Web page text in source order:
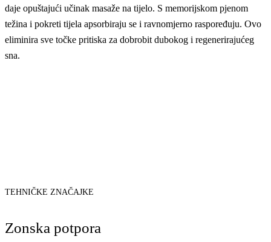
daje opuštajući učinak masaže na tijelo. S memorijskom pjenom
težina i pokreti tijela apsorbiraju se i ravnomjerno raspoređuju. Ovo
eliminira sve točke pritiska za dobrobit dubokog i regenerirajućeg
sna.
TEHNIČKE ZNAČAJKE
Zonska potpora